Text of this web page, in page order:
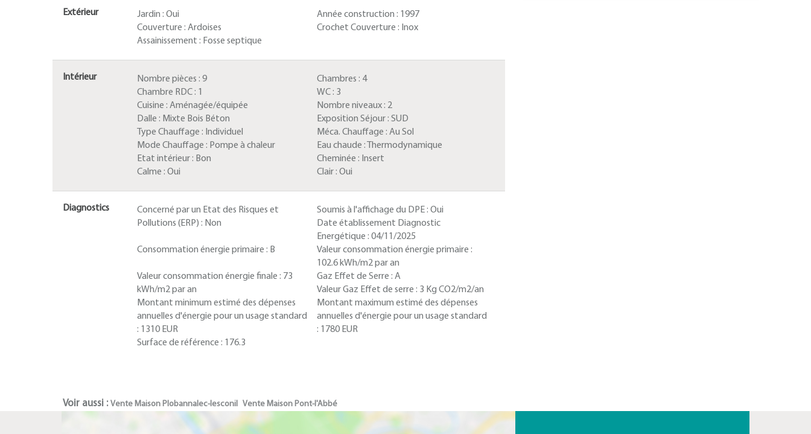
Extérieur Jardin : Oui Année construction : 1997
Couverture : Ardoises Crochet Couverture : Inox
Assainissement : Fosse septique
Intérieur Nombre pièces : 9 Chambres : 4
Chambre RDC : 1 WC : 3
Cuisine : Aménagée/équipée Nombre niveaux : 2
Dalle : Mixte Bois Béton Exposition Séjour : SUD
Type Chauffage : Individuel Méca. Chauffage : Au Sol
Mode Chauffage : Pompe à chaleur Eau chaude :
Thermodynamique
Etat intérieur : Bon Cheminée : Insert
Calme : Oui Clair : Oui
Diagnostics
Concerné par un Etat des Risques et
Pollutions (ERP) : Non
Soumis à l'affichage du DPE : Oui
Date établissement Diagnostic
Energétique : 04/11/2025
Consommation énergie primaire : B
Valeur consommation énergie primaire :
102.6 kWh/m2 par an
Valeur consommation énergie finale : 73
kWh/m2 par an
Gaz Effet de Serre : A
Valeur Gaz Effet de serre : 3 Kg CO2/m2/an
Montant minimum estimé des dépenses
annuelles d'énergie pour un usage standard
: 1310 EUR
Montant maximum estimé des dépenses
annuelles d'énergie pour un usage standard
: 1780 EUR
Surface de référence : 176.3
Voir aussi : Vente Maison Plobannalec-lesconil Vente Maison Pont-l'Abbé